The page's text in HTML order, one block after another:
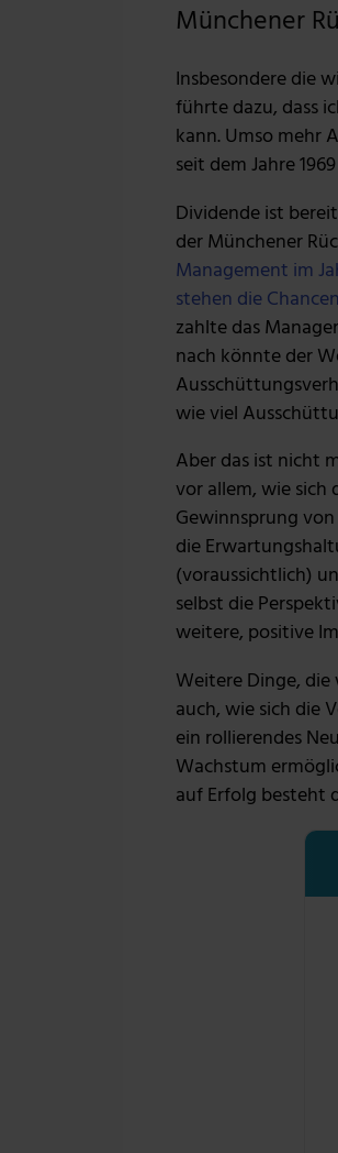
Münchener
Insbesondere die
führte dazu, dass
kann. Umso mehr
seit dem Jahre
Dividende ist
der Münchener
Management im
stehen die
zahlte das
nach könnte der
wie viel
Aber das ist nicht
vor allem, wie
Gewinnsprung
die
(voraussichtlich)
selbst die
weitere, positive
Weitere Dinge,
auch, wie sich die
ein rollierendes
Wachstum
auf Erfolg besteht